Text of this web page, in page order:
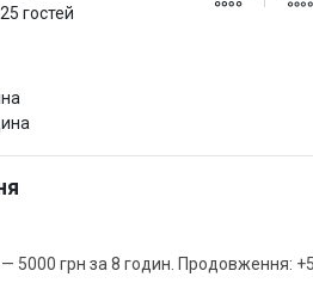
25 гостей
5000 грн за 8 годин. Продовження: